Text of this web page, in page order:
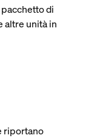
di
altre unità in
riportano